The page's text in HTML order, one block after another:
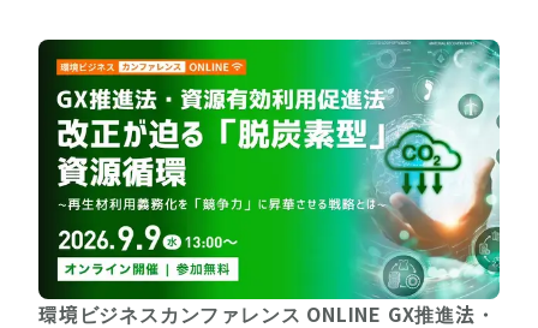
環境ビジネスカンファレンス ONLINE GX推進法・